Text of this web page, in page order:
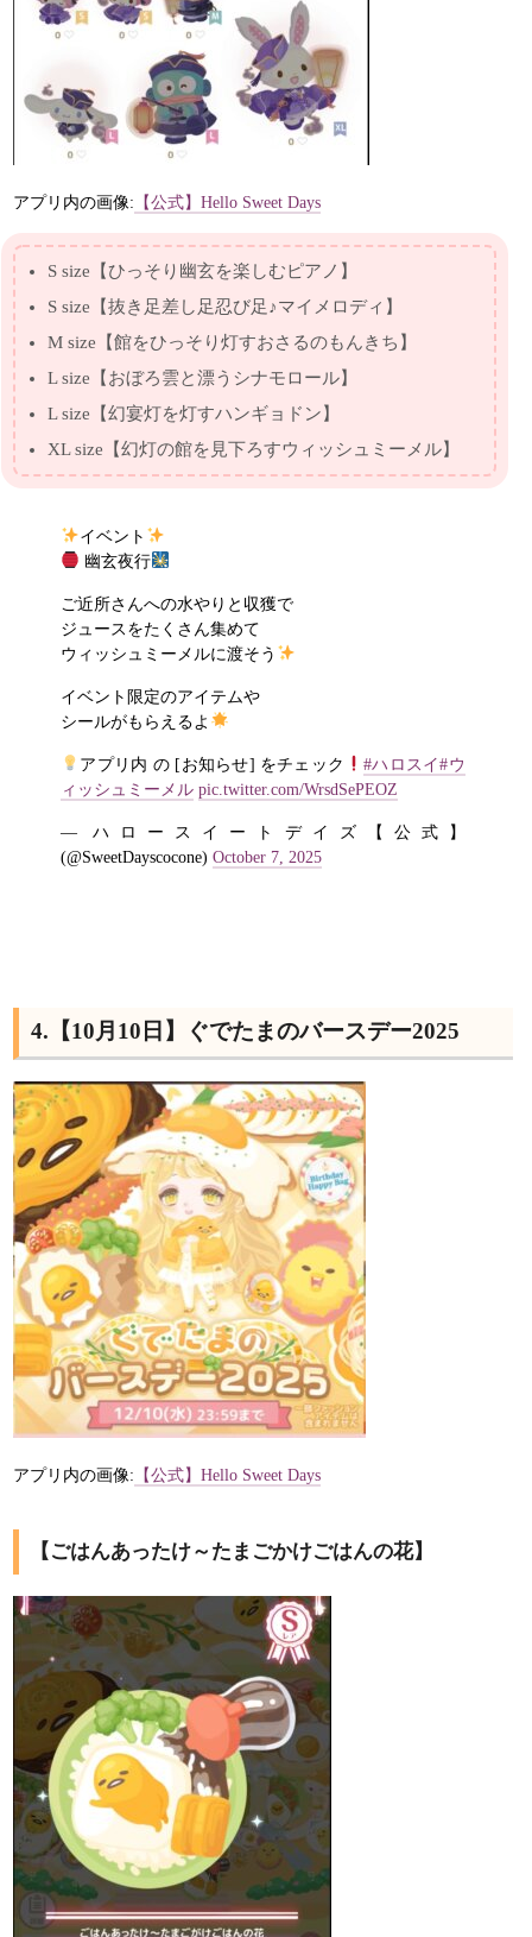
アプリ内の画像: 【公式】Hello Sweet Days
S size【ひっそり幽玄を楽しむピアノ】
S size【抜き足差し足忍び足♪マイメロディ】
M size【館をひっそり灯すおさるのもんきち】
L size【おぼろ雲と漂うシナモロール】
L size【幻宴灯を灯すハンギョドン】
XL size【幻灯の館を見下ろすウィッシュミーメル】
イベント
幽玄夜行
ご近所さんへの水やりと収獲で
ジュースをたくさん集めて
ウィッシュミーメルに渡そう
イベント限定のアイテムや
シールがもらえるよ
アプリ内 の [お知らせ] をチェック #ハロスイ#ウ
ィッシュミーメル pic.twitter.com/WrsdSePEOZ
— ハロースイートデイズ【公式】
(@SweetDayscocone)October 7, 2025
4.【10月10日】ぐでたまのバースデー2025
アプリ内の画像: 【公式】Hello Sweet Days
【ごはんあったけ～たまごかけごはんの花】